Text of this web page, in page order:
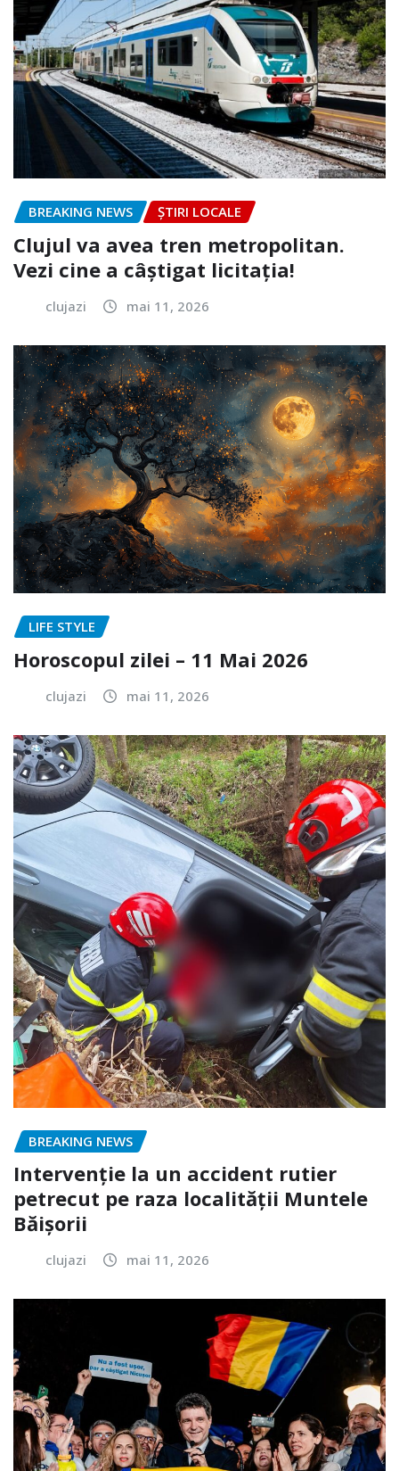
BREAKING NEWS ȘTIRI LOCALE
Clujul va avea tren metropolitan.
Vezi cine a câștigat licitația!
clujazi mai 11, 2026
LIFE STYLE
Horoscopul zilei – 11 Mai 2026
clujazi mai 11, 2026
BREAKING NEWS
Intervenție la un accident rutier
petrecut pe raza localității Muntele
Băișorii
clujazi mai 11, 2026